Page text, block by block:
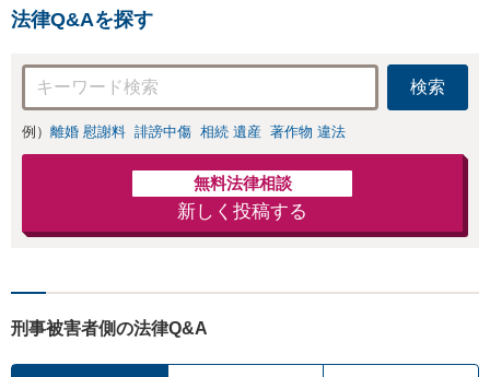
法律Q&Aを探す
検索
例） 離婚 慰謝料 誹謗中傷 相続 遺産 著作物 違法
無料法律相談
新しく投稿する
刑事被害者側の法律Q&A